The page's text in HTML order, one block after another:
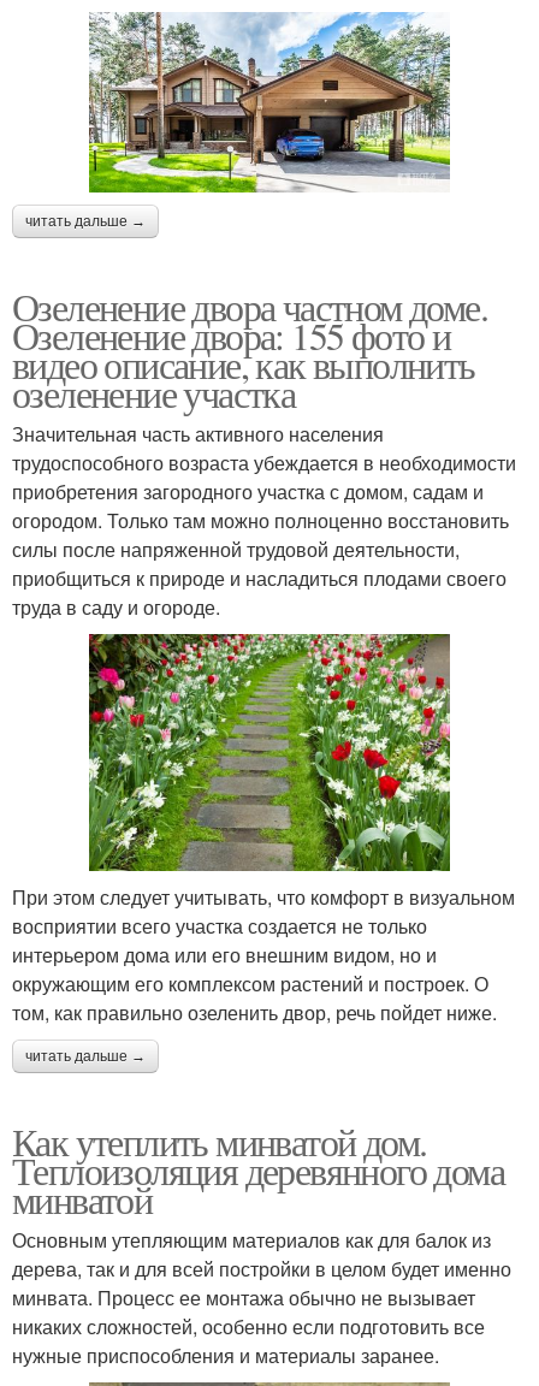
читать дальше →
Озеленение двора частном доме.
Озеленение двора: 155 фото и
видео описание, как выполнить
озеленение участка
Значительная часть активного населения
трудоспособного возраста убеждается в необходимости
приобретения загородного участка с домом, садам и
огородом. Только там можно полноценно восстановить
силы после напряженной трудовой деятельности,
приобщиться к природе и насладиться плодами своего
труда в саду и огороде.
При этом следует учитывать, что комфорт в визуальном
восприятии всего участка создается не только
интерьером дома или его внешним видом, но и
окружающим его комплексом растений и построек. О
том, как правильно озеленить двор, речь пойдет ниже.
читать дальше →
Как утеплить минватой дом.
Теплоизоляция деревянного дома
минватой
Основным утепляющим материалов как для балок из
дерева, так и для всей постройки в целом будет именно
минвата. Процесс ее монтажа обычно не вызывает
никаких сложностей, особенно если подготовить все
нужные приспособления и материалы заранее.